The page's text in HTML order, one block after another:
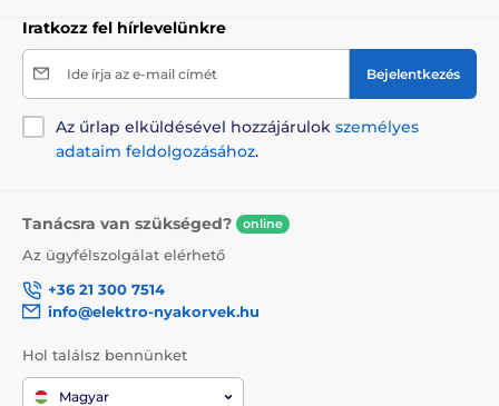
Az összes készülék útvonala
A kutya ugatásának felismerése - bejegyzés a
térképbe
DOG GPS X30T - stimulációs impulzus és világítás
A csomag tartalma:
Adó
Nyakörv
Elektródák 10 mm, 17 mm
Hálózati adapter USB-kábellel és klipsszel
Iratkozz fel hírlevelünkre
Ide írja az e-mail címét Bejelentkezés
Az űrlap elküldésével hozzájárulok személyes
adataim feldolgozásához.
Tanácsra van szükséged? online
Az ügyfélszolgálat elérhető
+36 21 300 7514
info@elektro-nyakorvek.hu
Hol találsz bennünket
Magyar